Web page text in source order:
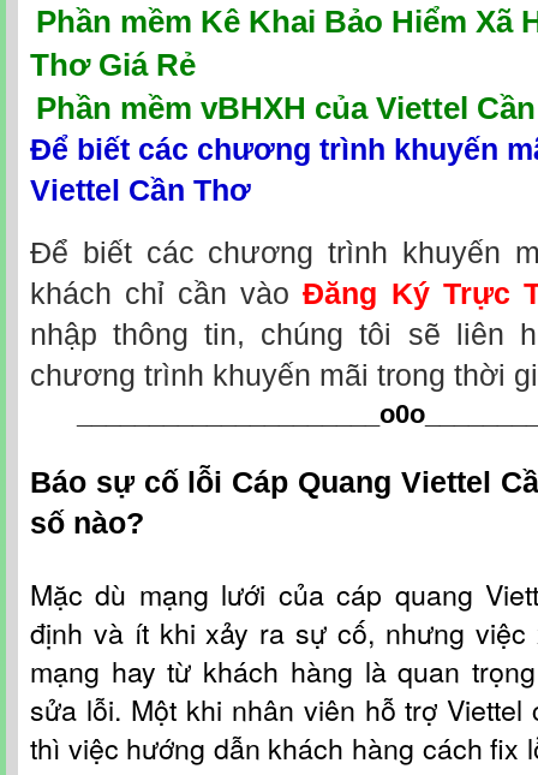
Phần mềm Kê Khai Bảo Hiểm Xã
Thơ Giá Rẻ
Phần mềm vBHXH của Viettel
Để biết các chương trình khuyến
Viettel Cần Thơ
Để biết các chương trình khuyến
khách chỉ cần vàoĐăng Ký Trực
nhập thông tin, chúng tôi sẽ liên
chương trình khuyến mãi trong thời
_____________________o0o
Báo sự cố lỗi Cáp Quang Viettel
số nào?
Mặc dù mạng lưới củacáp quang
định và ít khi xảy ra sự cố, nhưng
mạng hay từ khách hàng là quan
sửa lỗi. Một khi nhân viên hỗ trợViettel
thì việc hướng dẫn khách hàng cách fix